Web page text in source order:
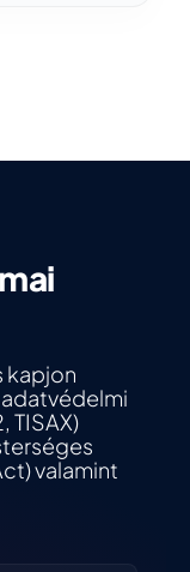
kapjon
TISAX)
valamint